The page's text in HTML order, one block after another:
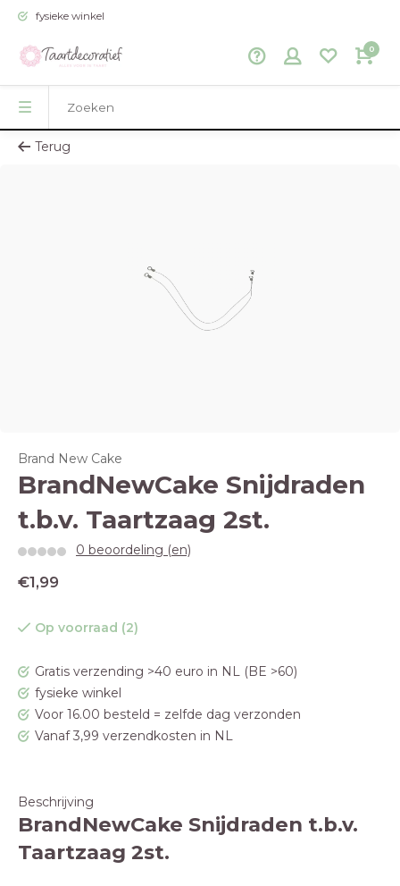
fysieke winkel
0
Terug
Brand New Cake
BrandNewCake Snijdraden
t.b.v. Taartzaag 2st.
0 beoordeling (en)
€1,99
Op voorraad (2)
Gratis verzending >40 euro in NL (BE >60)
fysieke winkel
Voor 16.00 besteld = zelfde dag verzonden
Vanaf 3,99 verzendkosten in NL
Beschrijving
BrandNewCake Snijdraden t.b.v.
Taartzaag 2st.